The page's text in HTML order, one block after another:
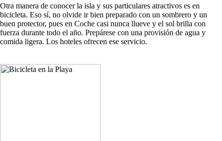
Otra manera de conocer la isla y sus particulares atractivos es en
bicicleta. Eso sí, no olvide ir bien preparado con un sombrero y un
buen protector, pues en Coche casi nunca llueve y el sol brilla con
fuerza durante todo el año. Prepárese con una provisión de agua y
comida ligera. Los hoteles ofrecen ese servicio.